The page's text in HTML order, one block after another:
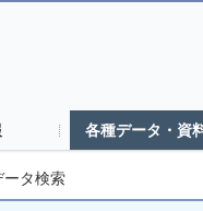
各種データ・資
ータ検索